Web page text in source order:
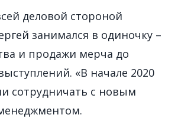
деловой стороной
занимался в одиночку –
и продажи мерча до
«В начале 2020
сотрудничать с новым